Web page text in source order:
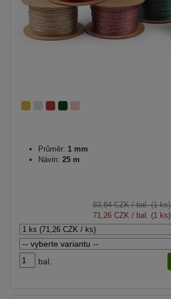
Průměr: 1 mm
Návin: 25 m
83,84 CZK/ bal. (1 ks)
71,26 CZK / bal. (1 ks)
bal.